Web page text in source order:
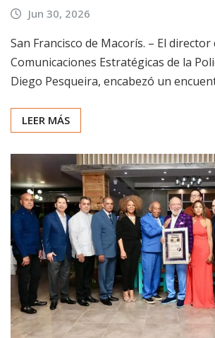
Jun 30, 2026
San Francisco de Macorís. – El director
Comunicaciones Estratégicas de la
Diego Pesqueira, encabezó un
LEER MÁS